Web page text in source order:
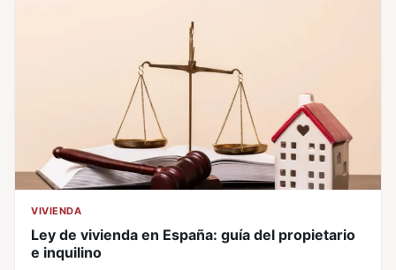
VIVIENDA
Ley de vivienda en España: guía del propietario
e inquilino